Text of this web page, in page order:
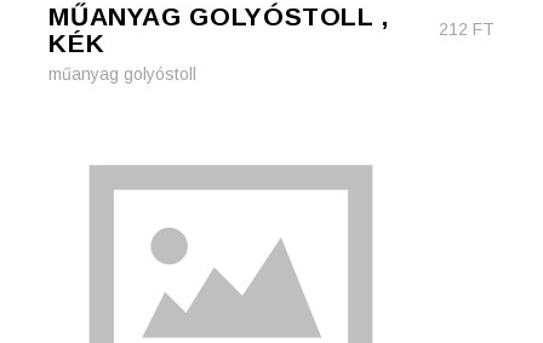
MŰANYAG GOLYÓSTOLL ,
KÉK
212 FT
műanyag golyóstoll